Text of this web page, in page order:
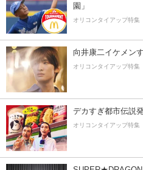
園」
オリコンタイアップ特集
向井康二イケメン
オリコンタイアップ特集
デカすぎ都市伝説
オリコンタイアップ特集